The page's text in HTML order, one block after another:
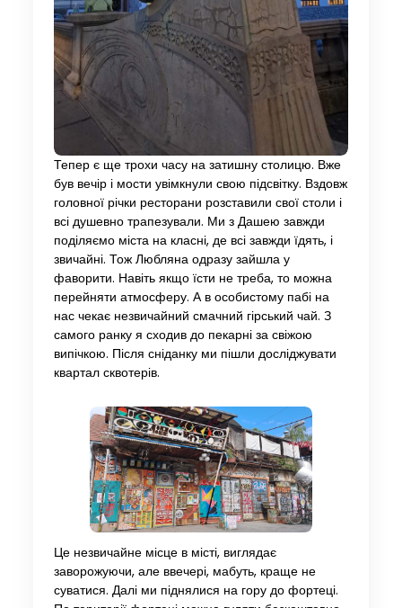
Тепер є ще трохи часу на затишну столицю. Вже
був вечір і мости увімкнули свою підсвітку. Вздовж
головної річки ресторани розставили свої столи і
всі душевно трапезували. Ми з Дашею завжди
поділяємо міста на класні, де всі завжди їдять, і
звичайні. Тож Любляна одразу зайшла у
фаворити. Навіть якщо їсти не треба, то можна
перейняти атмосферу. А в особистому пабі на
нас чекає незвичайний смачний гірський чай. З
самого ранку я сходив до пекарні за свіжою
випічкою. Після сніданку ми пішли досліджувати
квартал сквотерів.
Це незвичайне місце в місті, виглядає
заворожуючи, але ввечері, мабуть, краще не
суватися. Далі ми піднялися на гору до фортеці.